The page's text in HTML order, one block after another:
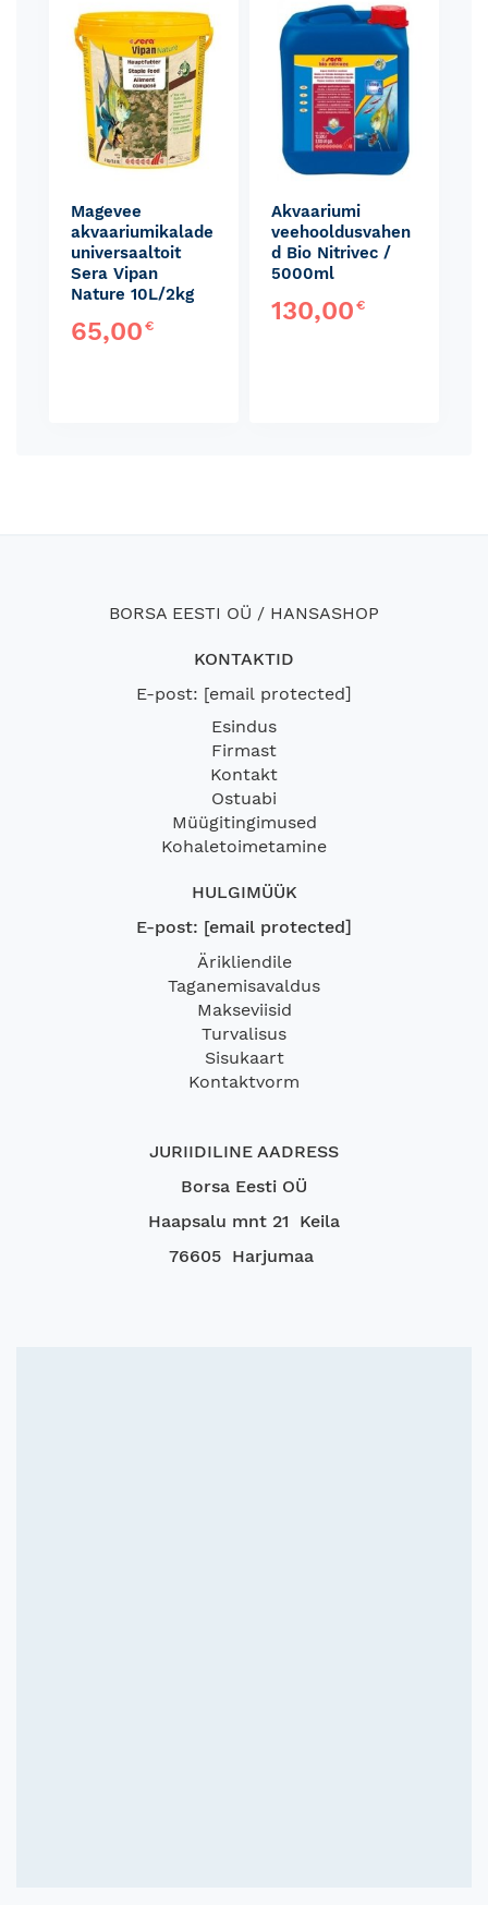
Magevee
akvaariumikalade
universaaltoit
Sera Vipan
Nature 10L/2kg
65,00€
Akvaariumi
veehooldusvahen
d Bio Nitrivec /
5000ml
130,00€
BORSA EESTI OÜ / HANSASHOP
KONTAKTID
E-post: [email protected]
Esindus
Firmast
Kontakt
Ostuabi
Müügitingimused
Kohaletoimetamine
HULGIMÜÜK
E-post: [email protected]
Ärikliendile
Taganemisavaldus
Makseviisid
Turvalisus
Sisukaart
Kontaktvorm
JURIIDILINE AADRESS
Borsa Eesti OÜ
Haapsalu mnt 21 Keila
76605 Harjumaa